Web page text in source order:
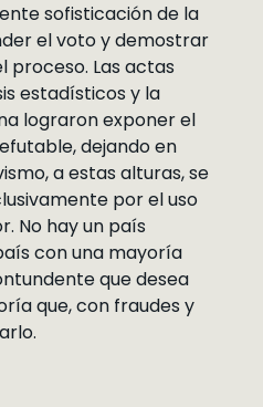
sofisticación de la
el voto y demostrar
proceso. Las actas
estadísticos y la
lograron exponer el
dejando en
a estas alturas, se
por el uso
No hay un país
con una mayoría
que desea
que, con fraudes y